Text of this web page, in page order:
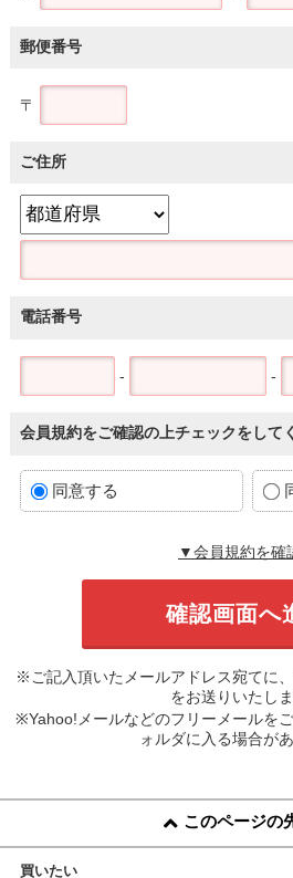
郵便番号
〒
ご住所
電話番号
- -
会員規約をご確認の上チェックをして
同意する
▼会員規約を確
※ご記入頂いたメールアドレス宛てに
をお送りいたしま
※Yahoo!メールなどのフリーメールを
ォルダに入る場合があ
このページの
買いたい